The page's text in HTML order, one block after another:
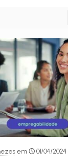
em
01/04/2024